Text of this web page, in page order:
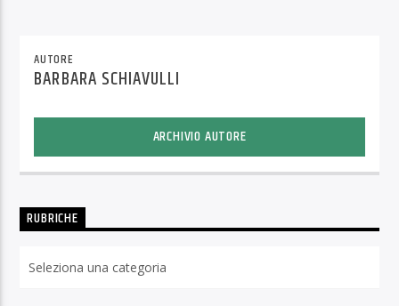
AUTORE
BARBARA SCHIAVULLI
ARCHIVIO AUTORE
RUBRICHE